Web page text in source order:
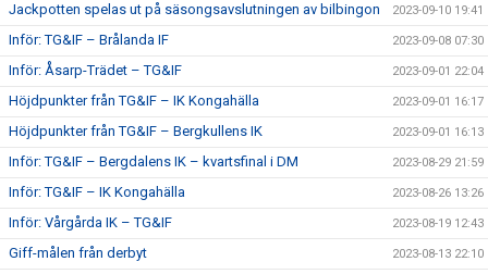
Jackpotten spelas ut på säsongsavslutningen av bilbingon 2023-09-10 19:41
Inför: TG&IF – Brålanda IF 2023-09-08 07:30
Inför: Åsarp-Trädet – TG&IF 2023-09-01 22:04
Höjdpunkter från TG&IF – IK Kongahälla 2023-09-01 16:17
Höjdpunkter från TG&IF – Bergkullens IK 2023-09-01 16:13
Inför: TG&IF – Bergdalens IK – kvartsfinal i DM 2023-08-29 21:59
Inför: TG&IF – IK Kongahälla 2023-08-26 13:26
Inför: Vårgårda IK – TG&IF 2023-08-19 12:43
Giff-målen från derbyt 2023-08-13 22:10